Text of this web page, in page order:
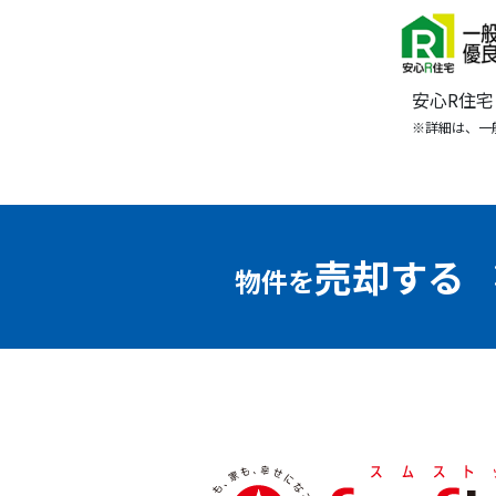
安心R住
※詳細は、一
物件を売却する